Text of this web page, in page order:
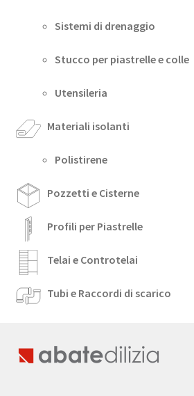
Sistemi di drenaggio
Stucco per piastrelle e colle
Utensileria
Materiali isolanti
Polistirene
Pozzetti e Cisterne
Profili per Piastrelle
Telai e Controtelai
Tubi e Raccordi di scarico